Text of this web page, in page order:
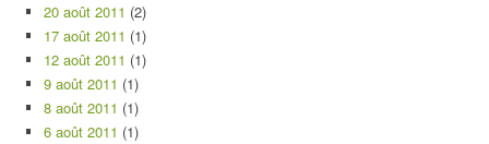
20 août 2011 (2)
17 août 2011 (1)
12 août 2011 (1)
9 août 2011 (1)
8 août 2011 (1)
6 août 2011 (1)